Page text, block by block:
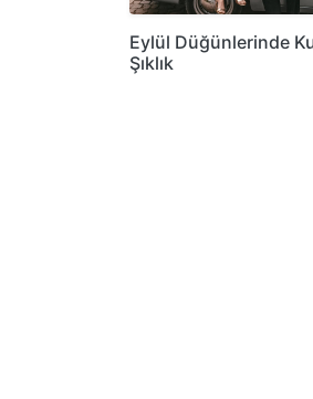
Eylül Düğünlerinde
Şıklık